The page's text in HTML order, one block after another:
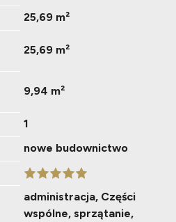
25,69 m²
25,69 m²
9,94 m²
1
nowe budownictwo
administracja, Części
wspólne, sprzątanie,